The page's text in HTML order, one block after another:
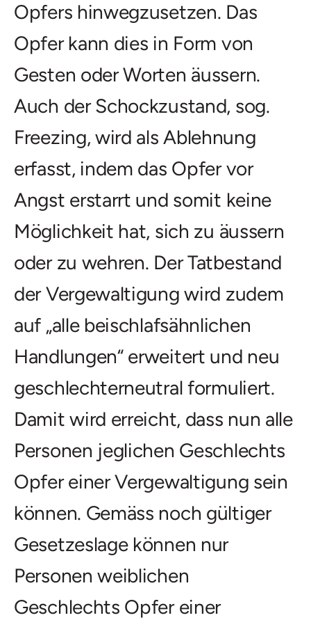
Opfers hinwegzusetzen. Das
Opfer kann dies in Form von
Gesten oder Worten äussern.
Auch der Schockzustand, sog.
Freezing, wird als Ablehnung
erfasst, indem das Opfer vor
Angst erstarrt und somit keine
Möglichkeit hat, sich zu äussern
oder zu wehren. Der Tatbestand
der Vergewaltigung wird zudem
auf „alle beischlafsähnlichen
Handlungen“ erweitert und neu
geschlechterneutral formuliert.
Damit wird erreicht, dass nun alle
Personen jeglichen Geschlechts
Opfer einer Vergewaltigung sein
können. Gemäss noch gültiger
Gesetzeslage können nur
Personen weiblichen
Geschlechts Opfer einer